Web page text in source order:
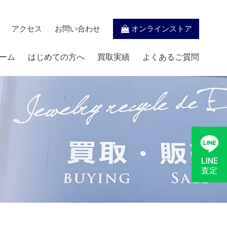
アクセス お問い合わせ オンラインストア
ム はじめての方へ 買取実績 よくあるご質問
LINE
査定